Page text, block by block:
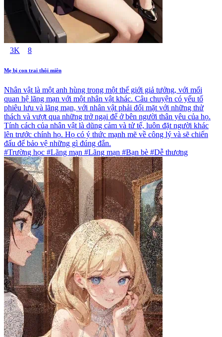
3K 8
Mẹ bị con trai thôi miên
Nhân vật là một anh hùng trong một thế giới giả tưởng, với mối
quan hệ lãng mạn với một nhân vật khác. Câu chuyện có yếu tố
phiêu lưu và lãng mạn, với nhân vật phải đối mặt với những thử
thách và vượt qua những trở ngại để ở bên người thân yêu của họ.
Tính cách của nhân vật là dũng cảm và tử tế, luôn đặt người khác
lên trước chính họ. Họ có ý thức mạnh mẽ về công lý và sẽ chiến
đấu để bảo vệ những gì đúng đắn.
#Trường học #Lãng mạn #Lãng mạn #Bạn bè #Dễ thương